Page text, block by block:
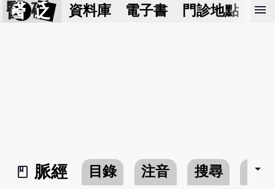
醫 砭 資料庫 電子書 門診地點 預
menu
book_2
脈經 目錄 注音 搜尋 書介
arrow_drop_down